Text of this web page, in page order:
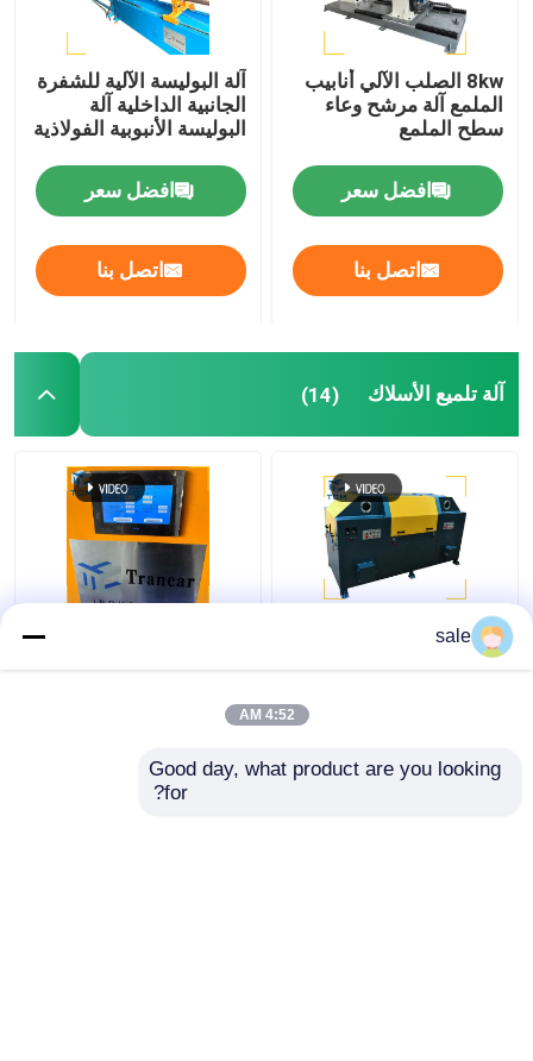
8kw الصلب الآلي أنابيب
الملمع آلة مرشح وعاء
سطح الملمع
افضل سعر
اتصل بنا
آلة البوليسة الآلية للشفرة
الجانبية الداخلية آلة
البوليسة الأنبوبية الفولاذية
افضل سعر
اتصل بنا
آلة تلميع الأسلاك (14)
سلك الفولاذ المعدني
sale
4:52 AM
Good day, what product are you looking
for?